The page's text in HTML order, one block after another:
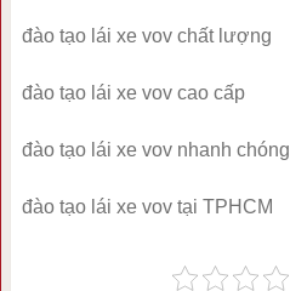
đào tạo lái xe vov chất lượng
đào tạo lái xe vov cao cấp
đào tạo lái xe vov nhanh chóng
đào tạo lái xe vov tại TPHCM